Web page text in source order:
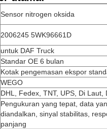
Sensor nitrogen oksida
2006245 5WK96661D
untuk DAF Truck
Standar OE 6 bulan
Kotak pengemasan ekspor
WEGO
DHL, Fedex, TNT, UPS, Di Laut,
Pengukuran yang tepat, data
diandalkan, sinyal stabilitas,
panjang